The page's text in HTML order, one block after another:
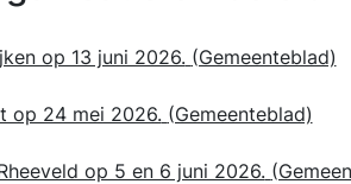
op 13 juni 2026. (Gemeenteblad)
op 24 mei 2026. (Gemeenteblad)
op 5 en 6 juni 2026.